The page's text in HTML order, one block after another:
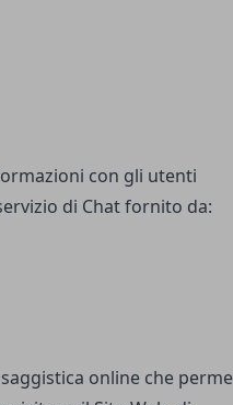
con gli utenti
di Chat fornito da:
online che